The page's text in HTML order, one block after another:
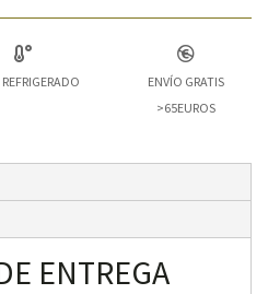
ENVÍO GRATIS
>65EUROS
ENTREGA